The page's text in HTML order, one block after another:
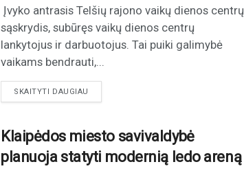
Įvyko antrasis Telšių rajono vaikų dienos centrų
sąskrydis, subūręs vaikų dienos centrų
lankytojus ir darbuotojus. Tai puiki galimybė
vaikams bendrauti,...
SKAITYTI DAUGIAU
Klaipėdos miesto savivaldybė
planuoja statyti modernią ledo areną